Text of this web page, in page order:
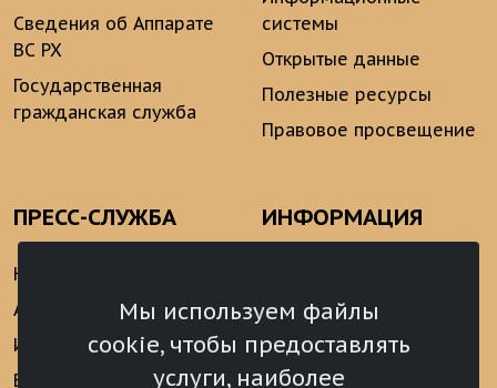
Мы используем файлы
cookie, чтобы предоставлять
услуги, наиболее
Сведения об Аппарате
ВС РХ
Государственная
гражданская служба
системы
Открытые данные
Полезные ресурсы
Правовое просвещение
ПРЕСС-СЛУЖБА
Новости
Анонсы
Интервью
Видеоматериалы
ИНФОРМАЦИЯ
аналитические
материалы
Реализация Послания